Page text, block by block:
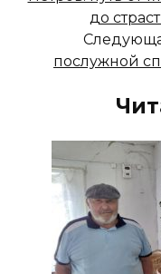
до
послужной